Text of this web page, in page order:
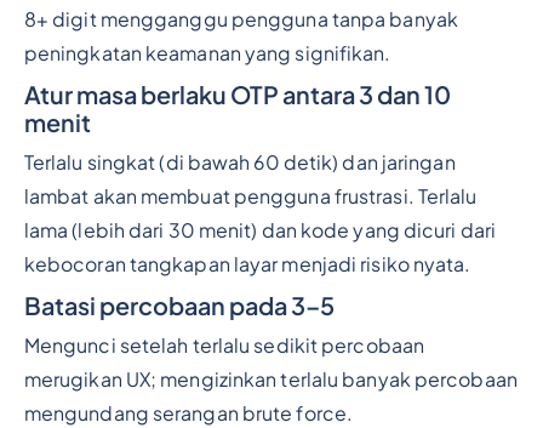
8+ digit mengganggu pengguna tanpa banyak
peningkatan keamanan yang signifikan.
Atur masa berlaku OTP antara 3 dan 10
menit
Terlalu singkat (di bawah 60 detik) dan jaringan
lambat akan membuat pengguna frustrasi. Terlalu
lama (lebih dari 30 menit) dan kode yang dicuri dari
kebocoran tangkapan layar menjadi risiko nyata.
Batasi percobaan pada 3–5
Mengunci setelah terlalu sedikit percobaan
merugikan UX; mengizinkan terlalu banyak percobaan
mengundang serangan brute force.